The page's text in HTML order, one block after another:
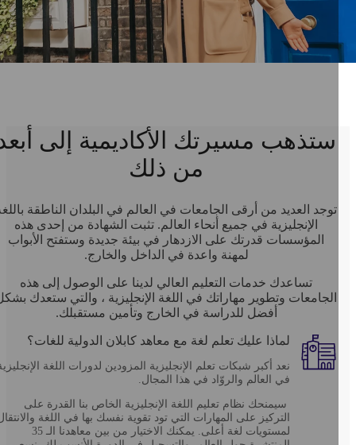
ستذهب مسيرتك الأكاديمية إلى أبعد
من ذلك
توجد العديد من أرقى الجامعات في العالم في البلدان الناطقة باللغة
الإنجليزية في جميع أنحاء العالم. تثبت الشهادة من إحدى هذه
المؤسسات قدرتك على الازدهار في بيئة جديدة وستفتح الأبواب
لمهنة واعدة في الداخل والخارج.
تساعدك خدمات التعليم العالي لدينا على الوصول إلى هذه
الجامعات وتطوير مهاراتك في اللغة الإنجليزية ، والتي ستعدك بشكل
أفضل للدراسة في الخارج وتأمين مستقبلك.
لماذا عليك تعلم لغة مع معاهد كابلان الدولية للغات؟
نعد أكبر شبكات تعلم الإنجليزية المزودين لدورات اللغة الإنجليزية
في العالم والروّاد في هذا المجال.
سيمنحك نظام تعليم اللغة الإنجليزية الخاص بنا القدرة على
التركيز على المهارات التي تود تقوية نفسك بها في اللغة والانتقال
لمستويات لغة أعلى. يمكنك الاختيار من بين معاهدنا الـ 35